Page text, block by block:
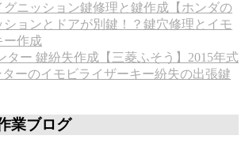
【ホンダの
ョンとドアが別鍵！？鍵穴修理とイモ
ー作成
【三菱ふそう】2015年式
ーのイモビライザーキー紛失の出張鍵
業ブログ